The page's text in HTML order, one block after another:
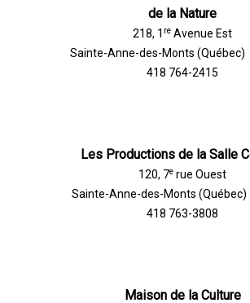
de la Nature
218, 1 re Avenue Est
Sainte-Anne-des-Monts (Québec)
418 764-2415
Les Productions de la Salle
120, 7e rue Ouest
Sainte-Anne-des-Monts (Québec)
418 763-3808
Maison de la Culture